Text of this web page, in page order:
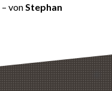
– von Stephan